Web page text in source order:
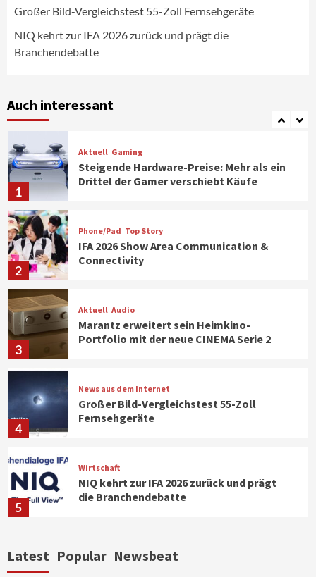
Großer Bild-Vergleichstest 55-Zoll Fernsehgeräte
NIQ kehrt zur IFA 2026 zurück und prägt die
Branchendebatte
Auch interessant
6
CHERRY baut Vertriebsteam in
7
Klimageräte und Ventilatoren
1
Aktuell Gaming
Steigende Hardware-Preise: Mehr als ein
Drittel der Gamer verschiebt Käufe
2
Phone/Pad Top Story
IFA 2026 Show Area Communication &
Connectivity
3
Aktuell Audio
Marantz erweitert sein Heimkino-
Portfolio mit der neue CINEMA Serie 2
4
News aus dem Internet
Großer Bild-Vergleichstest 55-Zoll
Fernsehgeräte
5
Wirtschaft
NIQ kehrt zur IFA 2026 zurück und prägt
die Branchendebatte
CHERRY baut Vertriebsteam in
Latest Popular Newsbeat